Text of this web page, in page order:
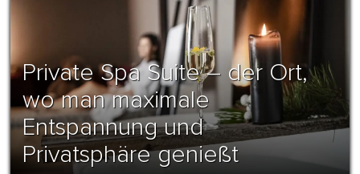
Private Spa Suite – der Ort,
wo man maximale
Entspannung und
Privatsphäre genießt